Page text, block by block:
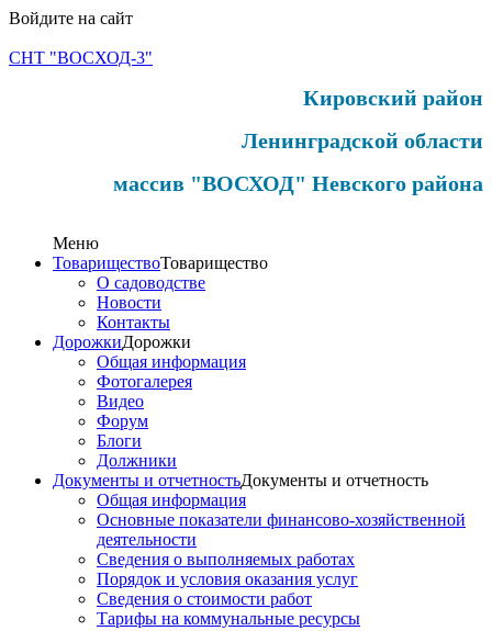
Войдите на сайт
СНТ "ВОСХОД-3"
Кировский район
Ленинградской области
массив "ВОСХОД" Невского района
Меню
ТовариществоТоварищество
О садоводстве
Новости
Контакты
ДорожкиДорожки
Общая информация
Фотогалерея
Видео
Форум
Блоги
Должники
Документы и отчетностьДокументы и отчетность
Общая информация
Основные показатели финансово-хозяйственной
деятельности
Сведения о выполняемых работах
Порядок и условия оказания услуг
Сведения о стоимости работ
Тарифы на коммунальные ресурсы